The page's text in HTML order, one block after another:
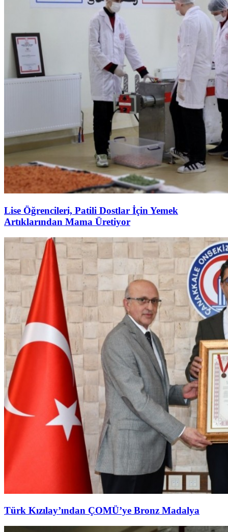
Lise Öğrencileri, Patili Dostlar İçin Yemek
Artıklarından Mama Üretiyor
Türk Kızılay’ından ÇOMÜ’ye Bronz Madalya